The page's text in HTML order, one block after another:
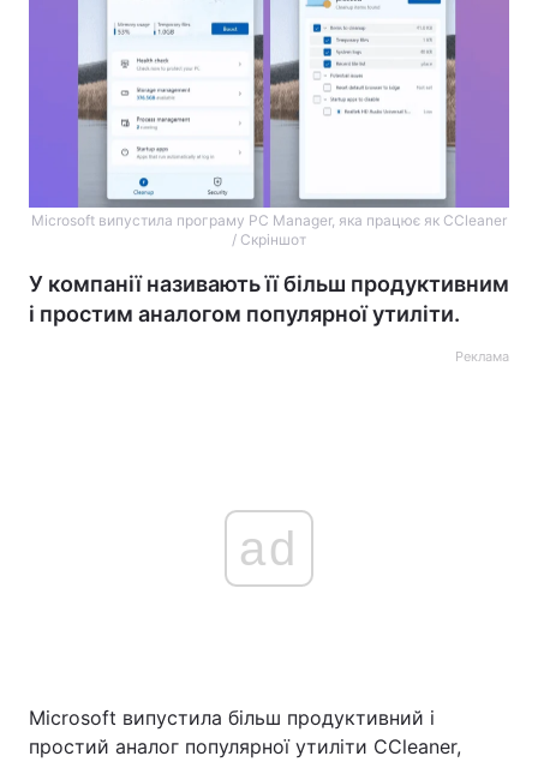
Microsoft випустила програму PC Manager, яка працює як CCleaner
/ Скріншот
У компанії називають її більш продуктивним
і простим аналогом популярної утиліти.
Реклама
ad
Microsoft випустила більш продуктивний і
простий аналог популярної утиліти CCleaner,